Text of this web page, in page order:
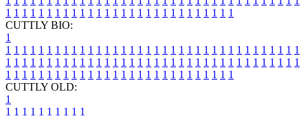
1 1 1 1 1 1 1 1 1 1 1 1 1 1 1 1 1 1 1 1 1 1 1 1 1 1 1 1
CUTTLY BIO:
1
1 1 1 1 1 1 1 1 1 1 1 1 1 1 1 1 1 1 1 1 1 1 1 1 1 1 1 1 1 1 1 1 1 1 1 1
1 1 1 1 1 1 1 1 1 1 1 1 1 1 1 1 1 1 1 1 1 1 1 1 1 1 1 1 1 1 1 1 1 1 1 1
1 1 1 1 1 1 1 1 1 1 1 1 1 1 1 1 1 1 1 1 1 1 1 1 1 1 1 1
CUTTLY OLD:
1
1 1 1 1 1 1 1 1 1 1